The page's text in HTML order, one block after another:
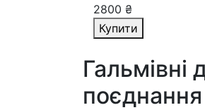
2800 ₴
Купити
Гальмівні
поєднання